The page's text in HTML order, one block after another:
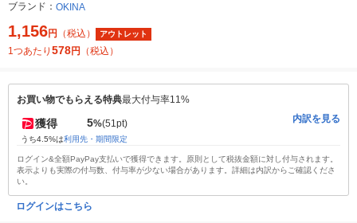
ブランド： OKINA
1,156円 （税込） アウトレット
1つあたり 578円 （税込）
お買い物でもらえる特典最大付与率11%
獲得 5%(51pt)
うち4.5%は利用先・期間限定
内訳を見る
ログイン&全額PayPay支払いで獲得できます。原則として税抜金額に対し付与されます。
表示よりも実際の付与数、付与率が少ない場合があります。詳細は内訳からご確認くださ
い。
ログインはこちら